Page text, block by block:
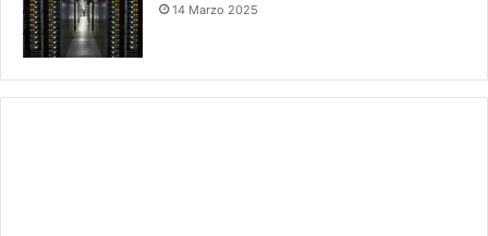
14 Marzo 2025